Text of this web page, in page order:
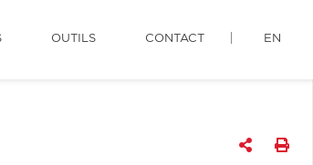
OUTILS CONTACT EN